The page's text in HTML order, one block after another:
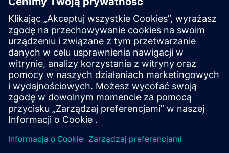
HyperLynx Design Space
Exploration